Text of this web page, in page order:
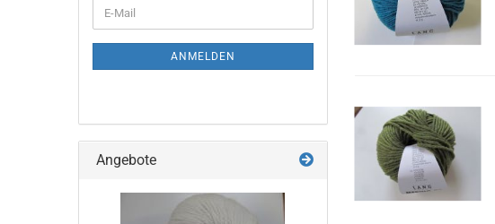
ZUR
E-
Mail
ANMELDEN
Angebote